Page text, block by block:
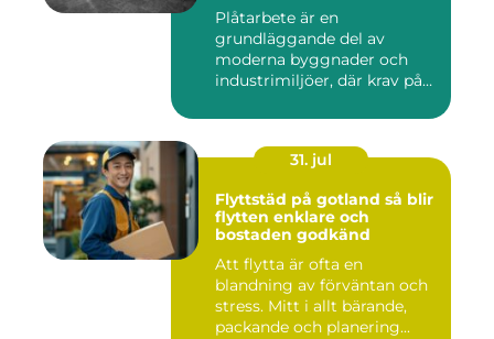
Plåtarbete är en
grundläggande del av
moderna byggnader och
industrimiljöer, där krav på
31. jul
Flyttstäd på gotland så blir
flytten enklare och
bostaden godkänd
Att flytta är ofta en
blandning av förväntan och
stress. Mitt i allt bärande,
packande och planering...